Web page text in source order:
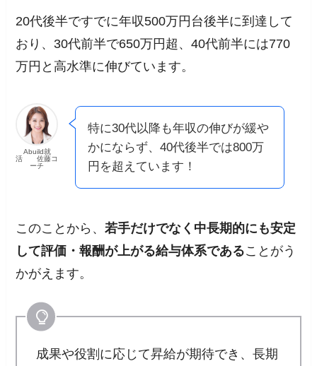
20代後半ですでに年収500万円台後半に到達して
おり、30代前半で650万円超、40代前半には770
万円と高水準に伸びています。
Abuild就
活 佐藤コ
ーチ
特に30代以降も年収の伸びが緩や
かにならず、40代後半では800万
円を超えています！
このことから、若手だけでなく中長期的にも安定
して評価・報酬が上がる給与体系であることがう
かがえます。
成果や役割に応じて昇給が期待でき、長期